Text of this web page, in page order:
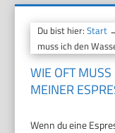
Du bist hier:Start
muss ich den
WIE OFT
MEINER
Wenn du eine